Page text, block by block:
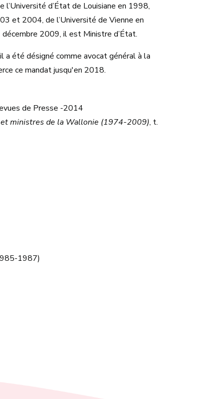
d’État de Louisiane en 1998,
et 2004, de l’Université de Vienne en
2009, il est Ministre d’État.
été désigné comme avocat général à la
ce mandat jusqu'en 2018.
de Presse -2014
ministres de la Wallonie (1974-2009), t.
1987)